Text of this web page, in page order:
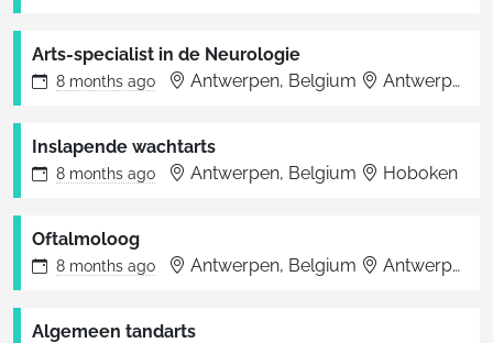
Arts-specialist in de Neurologie
8 months ago Antwerpen, Belgium Antwerpen
Inslapende wachtarts
8 months ago Antwerpen, Belgium Hoboken
Oftalmoloog
8 months ago Antwerpen, Belgium Antwerpen
Algemeen tandarts